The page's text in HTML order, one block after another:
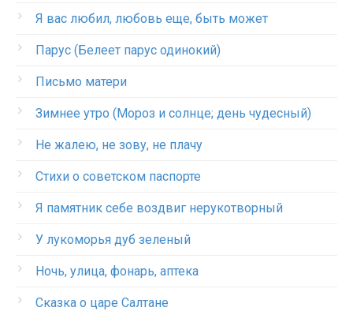
Я вас любил, любовь еще, быть может
Парус (Белеет парус одинокий)
Письмо матери
Зимнее утро (Мороз и солнце; день чудесный)
Не жалею, не зову, не плачу
Стихи о советском паспорте
Я памятник себе воздвиг нерукотворный
У лукоморья дуб зеленый
Ночь, улица, фонарь, аптека
Сказка о царе Салтане